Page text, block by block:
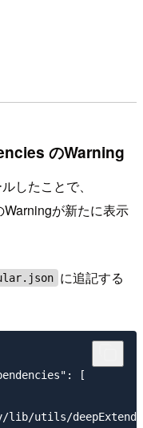
のWarning
したことで、
が新たに表示
に追記する
[
lib/utils/